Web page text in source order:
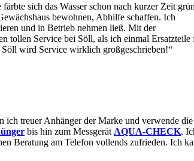
sich das Wasser schon nach kurzer Zeit
bewohnen, Abhilfe schaffen. Ich
und in Betrieb nehmen ließ. Mit der
tollen Service bei Söll, als ich einmal Ersatzteile
wird Service wirklich großgeschrieben!“
treuer Anhänger der Marke und verwende die
bis hin zum Messgerät AQUA-CHECK.
Beratung am Telefon vollends zufrieden. Ich